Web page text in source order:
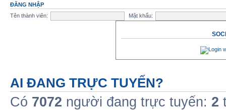
ĐĂNG NHẬP
Tên thành viên:
Mật khẩu:
AI ĐANG TRỰC TUYẾN?
Có 7072 người đang trực tuyến: 2